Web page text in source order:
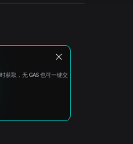
获取，无 GAS 也可一键交